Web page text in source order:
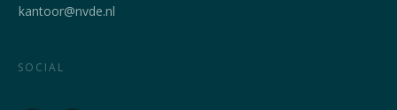
kantoor@nvde.nl
SOCIAL